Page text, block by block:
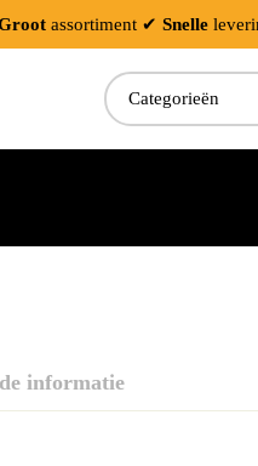
assortiment ✔ Snelle
informatie